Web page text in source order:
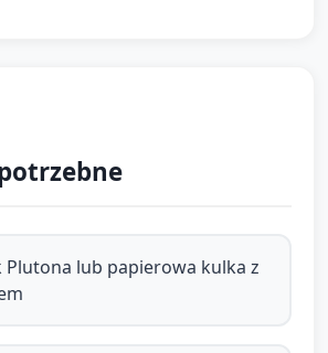
— rytm i tempo (5 minut):
w rytm bębenka/nagranej muzyki.
Plutona lub papierowa kulka z